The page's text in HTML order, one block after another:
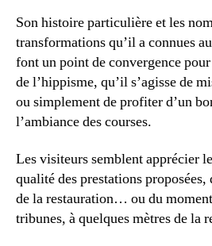
Son histoire particulière et les
transformations qu’il a connues
font un point de convergence
de l’hippisme, qu’il s’agisse de
ou simplement de profiter d’un
l’ambiance des courses.
Les visiteurs semblent apprécier
qualité des prestations
de la restauration… ou du moment
tribunes, à quelques mètres de la